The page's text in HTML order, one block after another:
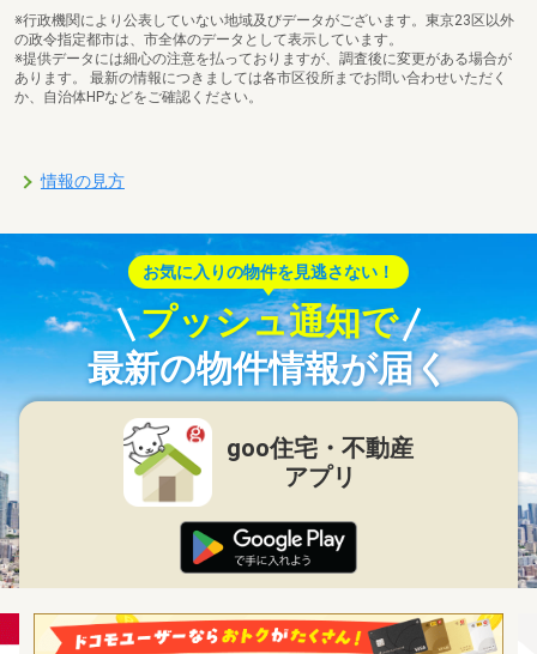
※行政機関により公表していない地域及びデータがございます。東京23区以外
の政令指定都市は、市全体のデータとして表示しています。
※提供データには細心の注意を払っておりますが、調査後に変更がある場合が
あります。 最新の情報につきましては各市区役所までお問い合わせいただく
か、自治体HPなどをご確認ください。
情報の見方
お気に入りの物件を見逃さない！
プッシュ通知で
最新の物件情報が届く
goo住宅・不動産
アプリ